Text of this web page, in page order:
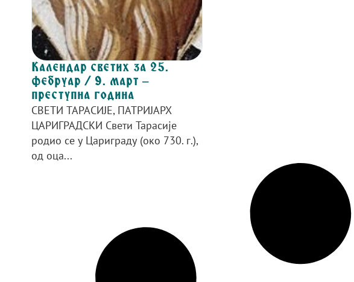
Календар светих за 25.
фебруар / 9. март –
преступна година
СВЕТИ ТАРАСИЈЕ, ПАТРИЈАРХ
ЦАРИГРАДСКИ Свети Тарасије
родио се у Цариграду (око 730. г.),
од оца...